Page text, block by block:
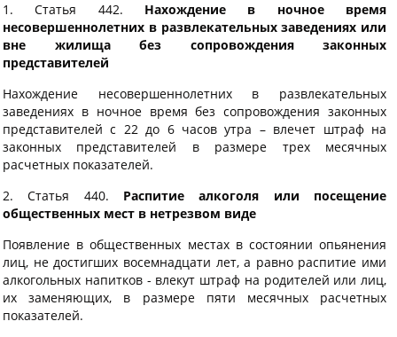
1. Статья 442. Нахождение в ночное время
несовершеннолетних в развлекательных заведениях или
вне жилища без сопровождения законных
представителей
Нахождение несовершеннолетних в развлекательных
заведениях в ночное время без сопровождения законных
представителей с 22 до 6 часов утра – влечет штраф на
законных представителей в размере трех месячных
расчетных показателей.
2. Статья 440. Распитие алкоголя или посещение
общественных мест в нетрезвом виде
Появление в общественных местах в состоянии опьянения
лиц, не достигших восемнадцати лет, а равно распитие ими
алкогольных напитков - влекут штраф на родителей или лиц,
их заменяющих, в размере пяти месячных расчетных
показателей.